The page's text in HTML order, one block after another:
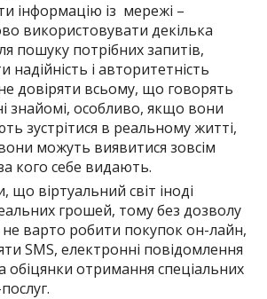
інформацію із мережі –
використовувати декілька
пошуку потрібних запитів,
надійність і авторитетність
не довіряти всьому, що говорять
знайомі, особливо, якщо вони
зустрітися в реальному житті,
можуть виявитися зовсім
кого себе видають.
що віртуальний світ іноді
грошей, тому без дозволу
варто робити покупок он-лайн,
SMS, електронні повідомлення
обіцянки отримання спеціальних